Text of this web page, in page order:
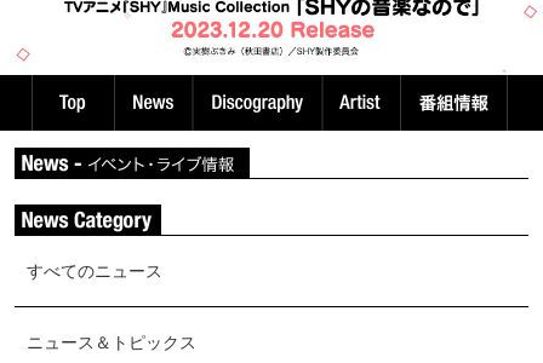
すべてのニュース
ニュース＆トピックス